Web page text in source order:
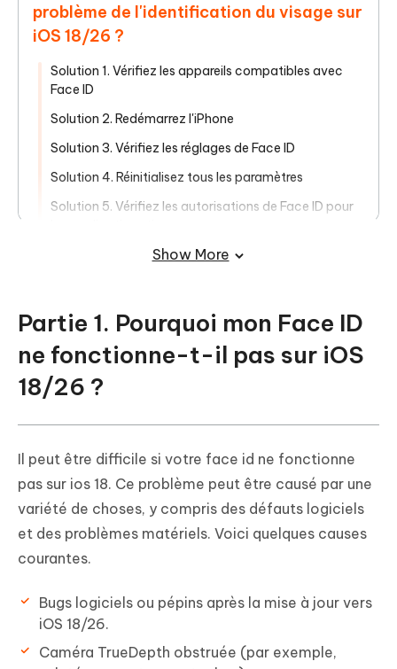
problème de l'identification du visage sur
iOS 18/26 ?
Solution 1. Vérifiez les appareils compatibles avec
Face ID
Solution 2. Redémarrez l'iPhone
Solution 3. Vérifiez les réglages de Face ID
Solution 4. Réinitialisez tous les paramètres
Solution 5. Vérifiez les autorisations de Face ID pour
Solution 6. Réinitialisez Face ID et réinitialisez-le
réparer iOS 18/26 Face ID qui ne
fonctionne pas en un seul clic
Partie 4. Les gens posent aussi des
questions sur Comment réparer
l'identification du visage d'iOS 18/26 qui
ne fonctionne pas ?
Show More
Partie 1. Pourquoi mon Face ID
ne fonctionne-t-il pas sur iOS
18/26 ?
Il peut être difficile si votre face id ne fonctionne
pas sur ios 18. Ce problème peut être causé par une
variété de choses, y compris des défauts logiciels
et des problèmes matériels. Voici quelques causes
courantes.
Bugs logiciels ou pépins après la mise à jour vers
iOS 18/26.
Caméra TrueDepth obstruée (par exemple,